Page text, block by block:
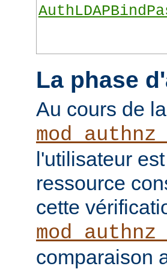
La phase
Au cours de
l'utilisateur
ressource
cette
comparaison